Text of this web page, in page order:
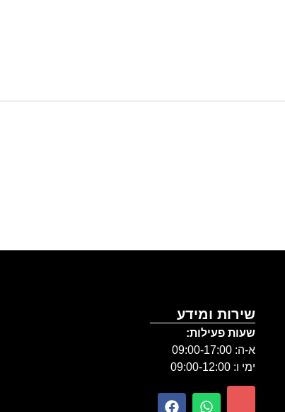
שירות ומידע
שעות פעילות:
א-ה: 09:00-17:00
ימי ו: 09:00-12:00